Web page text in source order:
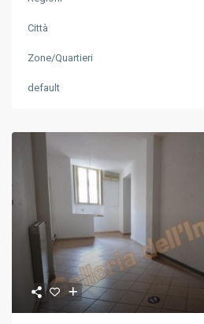
Città
Zone/Quartieri
default